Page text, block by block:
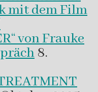
mit dem Film
von Frauke
8.